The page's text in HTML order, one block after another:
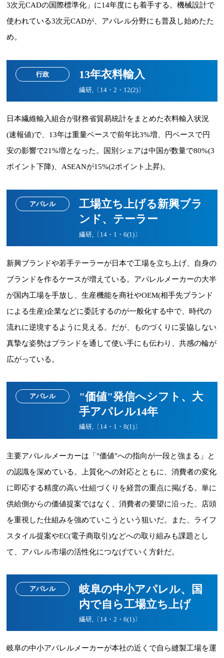
3次元CADの国際標準化」に14年度にも着手する。機械設計で
使われている3次元CADが、アパレル分野にも普及し始めたた
め。
行政 13年衣料輸入
繊研,〔14・2・12(2)〕
日本繊維輸入組合が財務省貿易統計をまとめた衣料輸入状況
(速報値)で、13年は重量ベースで前年比3%増、円ベースで円
安の影響で21%増となった。国別シェアは中国が数量で80%(3
ポイント下降)、ASEANが15%(2ポイント上昇)。
アパレル
工場立ち上げる新興ブラ
ンド、テーラー
繊研,〔14・1・6(1)〕
新興ブランドや若手テーラーが日本で工場を立ち上げ、自身の
ブランドを作るケースが増えている。アパレルメーカーの大半
が国内工場を手放し、生産機能を商社やOEM(相手先ブランド
による生産)企業などに委託するのが一般化する中で、時代の
流れに逆境するように見える。だが、ものづくりに妥協しない
真摯な姿勢はブランドを通して使い手にも伝わり、共感の輪が
広がっている。
アパレル
"価値"発信へシフト、大
手アパレル14年
繊研,〔14・1・8(1)〕
主要アパレルメーカーは「"価値"への指向が一段と強まる」と
の認識を深めている。上質化への対応とともに、消費者の変化
に即応する精度の高い仕組づくりを経営の重点に掲げる。単に
供給側からの価値提案ではなく、消費者の要望に沿った、店頭
を重視した仕組みを強めていこうという狙いだ。また、ライフ
スタイル提案やEC(電子商取引)などへの取り組みも課題とし
て、アパレル市場の活性化につなげていく方針だ。
アパレル
岐阜の中小アパレル、国
内で自ら工場立ち上げ
繊研,〔14・2・6(1)〕
岐阜の中小アパレルメーカーが本社の近くで自ら縫製工場を運